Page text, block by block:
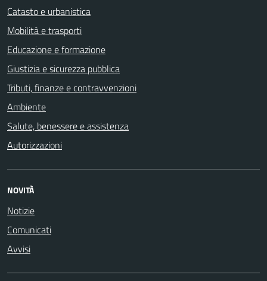
Catasto e urbanistica
Mobilità e trasporti
Educazione e formazione
Giustizia e sicurezza pubblica
Tributi, finanze e contravvenzioni
Ambiente
Salute, benessere e assistenza
Autorizzazioni
NOVITÀ
Notizie
Comunicati
Avvisi